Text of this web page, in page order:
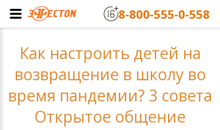
Как настроить детей на
возвращение в школу во
время пандемии? 3 совета
Открытое общение
8-800-555-0-558